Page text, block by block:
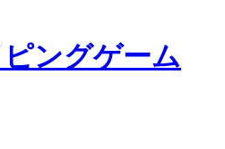
ングゲーム